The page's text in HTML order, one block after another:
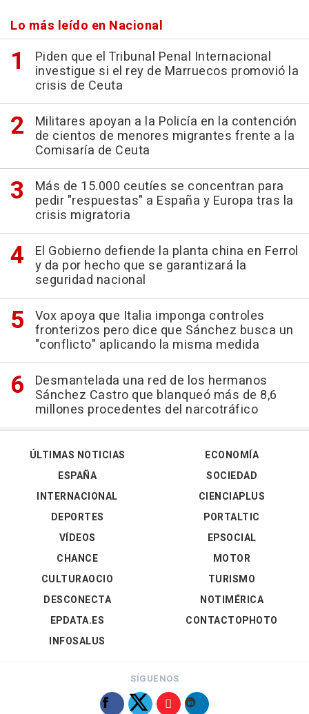
Lo más leído en Nacional
Piden que el Tribunal Penal Internacional
investigue si el rey de Marruecos promovió la
crisis de Ceuta
Militares apoyan a la Policía en la contención
de cientos de menores migrantes frente a la
Comisaría de Ceuta
Más de 15.000 ceutíes se concentran para
pedir "respuestas" a España y Europa tras la
crisis migratoria
El Gobierno defiende la planta china en Ferrol
y da por hecho que se garantizará la
seguridad nacional
Vox apoya que Italia imponga controles
fronterizos pero dice que Sánchez busca un
"conflicto" aplicando la misma medida
Desmantelada una red de los hermanos
Sánchez Castro que blanqueó más de 8,6
millones procedentes del narcotráfico
ÚLTIMAS NOTICIAS
ESPAÑA
INTERNACIONAL
DEPORTES
VÍDEOS
ECONOMÍA
SOCIEDAD
CIENCIAPLUS
PORTALTIC
EPSOCIAL
CHANCE
CULTURAOCIO
DESCONECTA
EPDATA.ES
INFOSALUS
MOTOR
TURISMO
NOTIMÉRICA
CONTACTOPHOTO
SÍGUENOS